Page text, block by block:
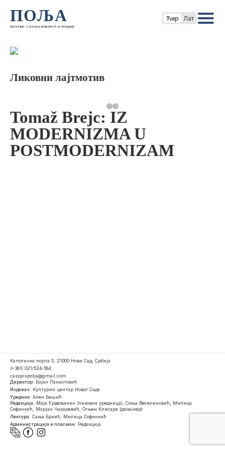
ПОЉА
часопис за књижевност и теорију
Ћир Лат
Ликовни лајтмотив
Tomaž Brejc: IZ
MODERNIZMA U
POSTMODERNIZAM
Католичка порта 5, 21000 Нови Сад, Србија
(+381) 021/524-584
casopispolja@gmail.com
Директор: Бојан Панаотовић
Издавач: Културни центар Новог Сада
Уредник: Ален Бешић
Редакција: Маја Ердељанин (ликовна уредница), Соња Веселиновић, Милица
Софинкић, Марјан Чакаревић, Огњен Клисара (дизајнер)
Лектура: Сања Бркић, Милица Софинкић
Администрација и пласман: Редакција